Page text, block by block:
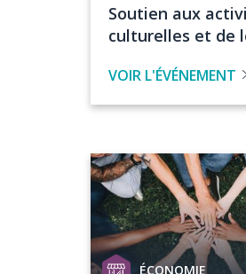
de
l'événement
Titre
de
Soutien aux
culturelles et de
VOIR L'ÉVÉNEMENT
Image
CatégorieÉCONOMIE